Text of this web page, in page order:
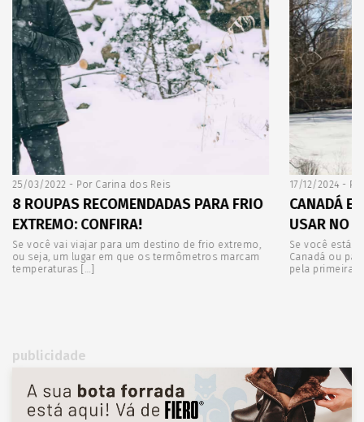
25/03/2022 - Por Carina dos Reis
8 ROUPAS RECOMENDADAS PARA FRIO
EXTREMO: CONFIRA!
Se você vai viajar para um destino de frio extremo,
ou seja, um lugar em que os termômetros marcam
temperaturas […]
17/12/2024 -
CANADÁ E
USAR NO
Se você está
Canadá ou
pela primeira
publicidade